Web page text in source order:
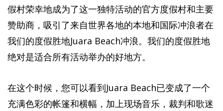
假村荣幸地成为了这一独特活动的官方度假村和主要
赞助商，吸引了来自世界各地的本地和国际冲浪者在
我们的度假胜地Juara Beach冲浪。我们的度假胜地
绝对是适合所有活动举办的好地方。
在这个时候，您可以看到Juara Beach已变成了一个
充满色彩的帐篷和横幅，加上现场音乐，裁判和歌迷